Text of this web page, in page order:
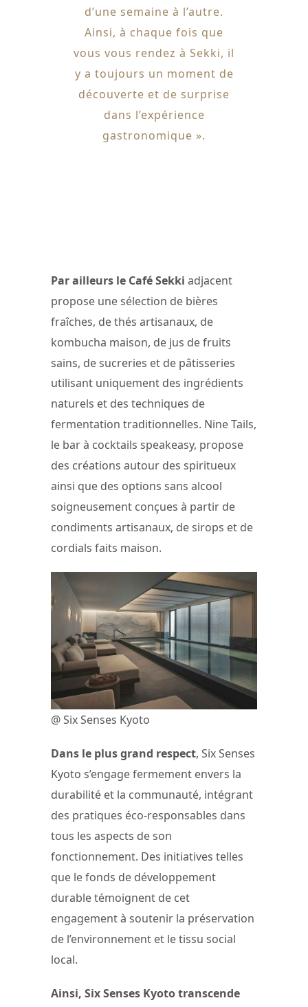
d’une semaine à l’autre.
Ainsi, à chaque fois que
vous vous rendez à Sekki, il
y a toujours un moment de
découverte et de surprise
dans l’expérience
gastronomique ».
Par ailleurs le Café Sekki adjacent
propose une sélection de bières
fraîches, de thés artisanaux, de
kombucha maison, de jus de fruits
sains, de sucreries et de pâtisseries
utilisant uniquement des ingrédients
naturels et des techniques de
fermentation traditionnelles. Nine Tails,
le bar à cocktails speakeasy, propose
des créations autour des spiritueux
ainsi que des options sans alcool
soigneusement conçues à partir de
condiments artisanaux, de sirops et de
cordials faits maison.
@ Six Senses Kyoto
Dans le plus grand respect, Six Senses
Kyoto s’engage fermement envers la
durabilité et la communauté, intégrant
des pratiques éco-responsables dans
tous les aspects de son
fonctionnement. Des initiatives telles
que le fonds de développement
durable témoignent de cet
engagement à soutenir la préservation
de l’environnement et le tissu social
local.
Ainsi, Six Senses Kyoto transcende